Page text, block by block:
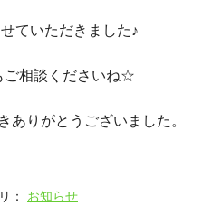
ていただきました♪
ご相談くださいね☆
ありがとうございました。
： お知らせ